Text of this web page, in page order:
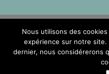
2017©Temps
Nous utilisons des
expérience sur notre site.
dernier, nous considérerons